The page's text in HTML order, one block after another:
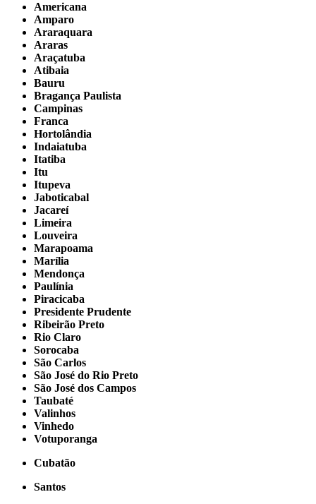
Americana
Amparo
Araraquara
Araras
Araçatuba
Atibaia
Bauru
Bragança Paulista
Campinas
Franca
Hortolândia
Indaiatuba
Itatiba
Itu
Itupeva
Jaboticabal
Jacareí
Limeira
Louveira
Marapoama
Marília
Mendonça
Paulínia
Piracicaba
Presidente Prudente
Ribeirão Preto
Rio Claro
Sorocaba
São Carlos
São José do Rio Preto
São José dos Campos
Taubaté
Valinhos
Vinhedo
Votuporanga
Cubatão
Santos